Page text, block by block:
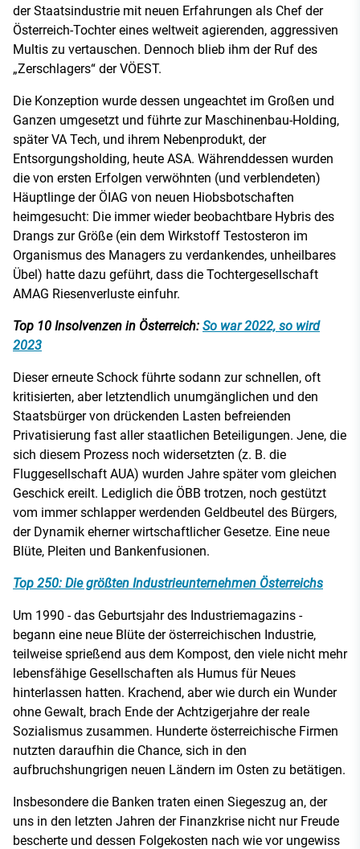
der Staatsindustrie mit neuen Erfahrungen als Chef der
Österreich-Tochter eines weltweit agierenden, aggressiven
Multis zu vertauschen. Dennoch blieb ihm der Ruf des
„Zerschlagers“ der VÖEST.
Die Konzeption wurde dessen ungeachtet im Großen und
Ganzen umgesetzt und führte zur Maschinenbau-Holding,
später VA Tech, und ihrem Nebenprodukt, der
Entsorgungsholding, heute ASA. Währenddessen wurden
die von ersten Erfolgen verwöhnten (und verblendeten)
Häuptlinge der ÖIAG von neuen Hiobsbotschaften
heimgesucht: Die immer wieder beobachtbare Hybris des
Drangs zur Größe (ein dem Wirkstoff Testosteron im
Organismus des Managers zu verdankendes, unheilbares
Übel) hatte dazu geführt, dass die Tochtergesellschaft
AMAG Riesenverluste einfuhr.
Top 10 Insolvenzen in Österreich: So war 2022, so wird
2023
Dieser erneute Schock führte sodann zur schnellen, oft
kritisierten, aber letztendlich unumgänglichen und den
Staatsbürger von drückenden Lasten befreienden
Privatisierung fast aller staatlichen Beteiligungen. Jene, die
sich diesem Prozess noch widersetzten (z. B. die
Fluggesellschaft AUA) wurden Jahre später vom gleichen
Geschick ereilt. Lediglich die ÖBB trotzen, noch gestützt
vom immer schlapper werdenden Geldbeutel des Bürgers,
der Dynamik eherner wirtschaftlicher Gesetze. Eine neue
Blüte, Pleiten und Bankenfusionen.
Top 250: Die größten Industrieunternehmen Österreichs
Um 1990 - das Geburtsjahr des Industriemagazins -
begann eine neue Blüte der österreichischen Industrie,
teilweise sprießend aus dem Kompost, den viele nicht mehr
lebensfähige Gesellschaften als Humus für Neues
hinterlassen hatten. Krachend, aber wie durch ein Wunder
ohne Gewalt, brach Ende der Achtzigerjahre der reale
Sozialismus zusammen. Hunderte österreichische Firmen
nutzten daraufhin die Chance, sich in den
aufbruchshungrigen neuen Ländern im Osten zu betätigen.
Insbesondere die Banken traten einen Siegeszug an, der
uns in den letzten Jahren der Finanzkrise nicht nur Freude
bescherte und dessen Folgekosten nach wie vor ungewiss